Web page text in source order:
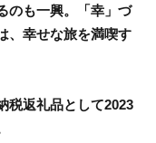
のも一興。「幸」づ
、幸せな旅を満喫す
税返礼品として2023